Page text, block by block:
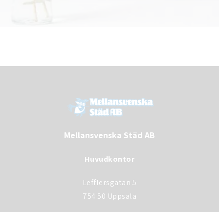
Mellansvenska Städ AB
Huvudkontor
Lefflersgatan 5
754 50 Uppsala